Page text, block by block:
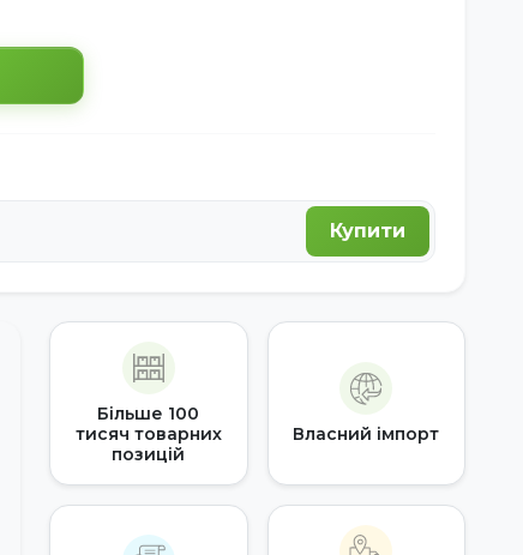
Купити
Більше 100
тисяч товарних
позицій
Власний імпорт